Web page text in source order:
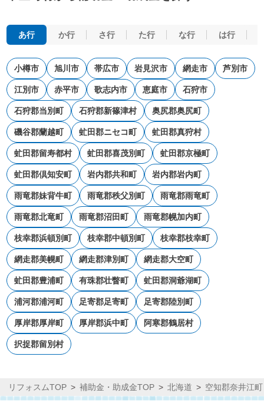
あ行 か行 さ行 た行 な行 は行
小樽市 旭川市 帯広市 岩見沢市 網走市 芦別市
江別市 赤平市 歌志内市 恵庭市 石狩市
石狩郡当別町 石狩郡新篠津村 奥尻郡奥尻町
磯谷郡蘭越町 虻田郡ニセコ町 虻田郡真狩村
虻田郡留寿都村 虻田郡喜茂別町 虻田郡京極町
虻田郡倶知安町 岩内郡共和町 岩内郡岩内町
雨竜郡妹背牛町 雨竜郡秩父別町 雨竜郡雨竜町
雨竜郡北竜町 雨竜郡沼田町 雨竜郡幌加内町
枝幸郡浜頓別町 枝幸郡中頓別町 枝幸郡枝幸町
網走郡美幌町 網走郡津別町 網走郡大空町
虻田郡豊浦町 有珠郡壮瞥町 虻田郡洞爺湖町
浦河郡浦河町 足寄郡足寄町 足寄郡陸別町
厚岸郡厚岸町 厚岸郡浜中町 阿寒郡鶴居村
択捉郡留別村
リフォスムTOP 補助金・助成金TOP 北海道 空知郡奈井江町